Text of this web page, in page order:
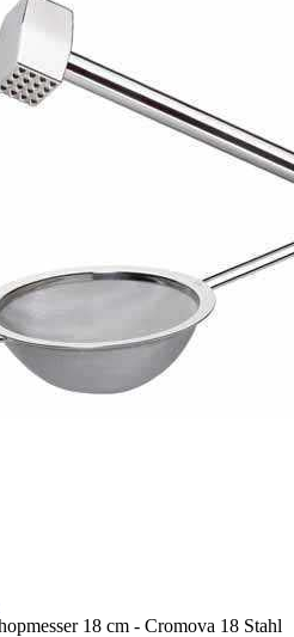
18 cm - Cromova 18 Stahl